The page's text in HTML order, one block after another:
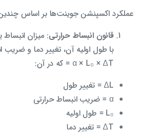
عملکرد اکسپنشن جوینت‌ها بر اساس
قانون انبساط حرارتی: میزان
= α × L₀ × ΔT که در آن:
ΔL = تغییر طول
α = ضریب انبساط حرارتی
L₀ = طول اولیه
ΔT = تغییر دما